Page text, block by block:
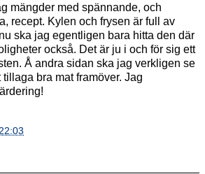
mängder med spännande, och
recept. Kylen och frysen är full av
ska jag egentligen bara hitta den där
också. Det är ju i och för sig ett
Å andra sidan ska jag verkligen se
bra mat framöver. Jag
22:03